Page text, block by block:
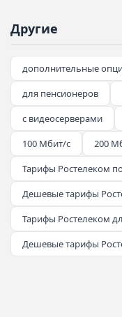
Другие
дополнительные
для пенсионеров
с видеосерверами
100 Мбит/с
200
Тарифы Ростелеком
Дешевые тарифы
Тарифы Ростелеком
Дешевые тарифы